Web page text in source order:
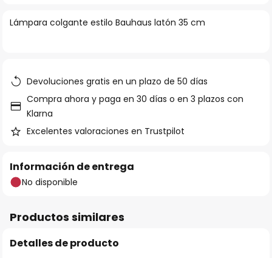
galería
Lámpara colgante estilo Bauhaus latón 35 cm
Devoluciones gratis en un plazo de 50 días
Compra ahora y paga en 30 días o en 3 plazos con
Klarna
Excelentes valoraciones en Trustpilot
Información de entrega
No disponible
Productos similares
Detalles de producto